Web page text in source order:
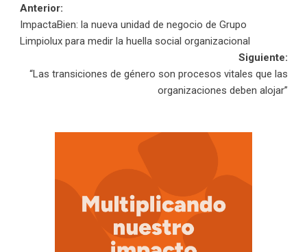
Navegación
de
entradas
Anterior:
ImpactaBien: la nueva unidad de negocio de Grupo
Limpiolux para medir la huella social organizacional
Siguiente:
“Las transiciones de género son procesos vitales que las
organizaciones deben alojar”